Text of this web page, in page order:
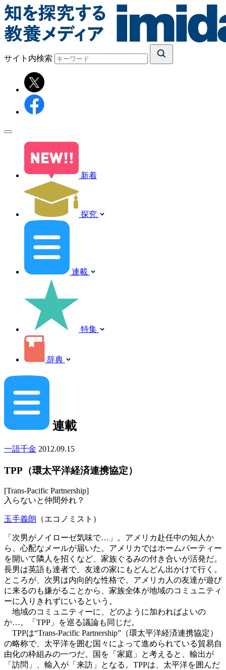
サイト内検索
新着
探究
連載
特集
辞典
連載
一語千金 2012.09.15
TPP（環太平洋経済連携協定）
[Trans-Pacific Partnership]
入らないと仲間外れ？
玉手義朗 （エコノミスト）
「次男がノイローゼ気味で…」。アメリカ赴任中の知人か
ら、心配なメールが届いた。アメリカではホームパーティー
を開いて隣人を招くなど、家族ぐるみの付き合いが活発だ。
長男は英語も達者で、友達の家にもどんどん出かけて行く。
ところが、次男は内向的な性格で、アメリカ人の友達が遊び
に来るのも嫌がることから、家族全体が地域のコミュニティ
ーに入りきれずにいるという。
地域のコミュニティーに、どのように加わればよいの
か…。「TPP」を巡る議論も同じだ。
TPPは“Trans-Pacific Partnership”（環太平洋経済連携協定）
の略称で、太平洋を囲む国々によって進められている貿易自
由化の枠組みの一つだ。国を「家庭」と考えると、輸出が
「訪問」、輸入が「来訪」となる。TPPは、太平洋を囲んだ